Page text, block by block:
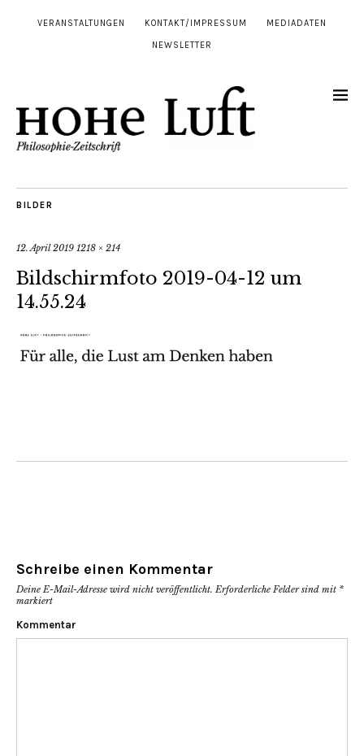
VERANSTALTUNGEN KONTAKT/IMPRESSUM MEDIADATEN
NEWSLETTER
BILDER
12. April 2019 1218 × 214
Bildschirmfoto 2019-04-12 um
14.55.24
Schreibe einen Kommentar
Deine E-Mail-Adresse wird nicht veröffentlicht. Erforderliche Felder sind mit *
markiert
Kommentar